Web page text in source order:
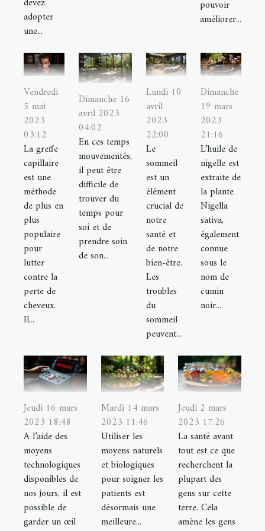
adopter
une...
pouvoir
améliorer...
Vendredi
5 mai
2023
03:12
La greffe
capillaire
est une
méthode
de plus en
plus
populaire
pour
lutter
contre la
perte de
cheveux.
Il...
Dimanche 16
avril 2023
04:02
En ces temps
mouvementés,
il peut être
difficile de
trouver du
temps pour
soi et de
prendre soin
de son...
Lundi 10
avril
2023
22:00
Le
sommeil
est un
élément
crucial de
notre
santé et
de notre
bien-être.
Les
troubles
du
sommeil
peuvent...
Dimanche
19 mars
2023
21:16
L’huile de
nigelle est
extraite de
la plante
Nigella
sativa,
également
connue
sous le
nom de
cumin
noir...
Jeudi 16 mars
2023 18:48
A l’aide des
moyens
technologiques
disponibles de
nos jours, il est
possible de
garder un œil
Mardi 14 mars
2023 11:46
Utiliser les
moyens naturels
et biologiques
pour soigner les
patients est
désormais une
meilleure...
Jeudi 2 mars
2023 17:26
La santé avant
tout est ce que
recherchent la
plupart des
gens sur cette
terre. Cela
amène les gens